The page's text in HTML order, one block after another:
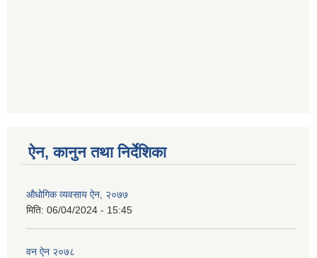
ऐन, कानुन तथा निर्देशिका
औधोगिक व्यवसाय ऐन, २०७७
मिति: 06/04/2024 - 15:45
वन ऐन २०७८